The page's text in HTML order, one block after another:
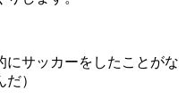
にサッカーをしたことがな
）